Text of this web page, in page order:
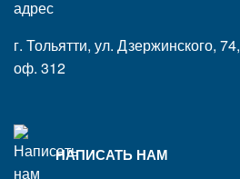
г. Тольятти, ул. Дзержинского, 74,
оф. 312
НАПИСАТЬ НАМ